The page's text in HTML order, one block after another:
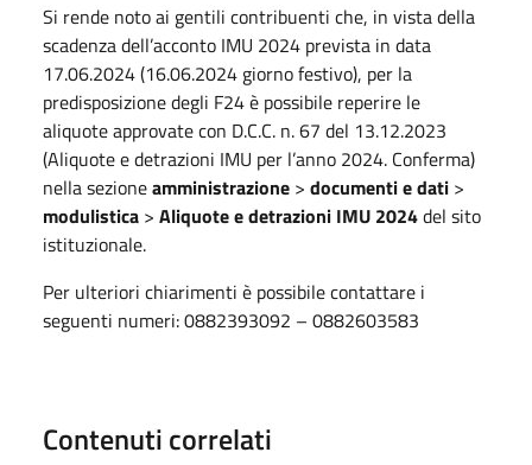
Si rende noto ai gentili contribuenti che, in vista della
scadenza dell’acconto IMU 2024 prevista in data
17.06.2024 (16.06.2024 giorno festivo), per la
predisposizione degli F24 è possibile reperire le
aliquote approvate con D.C.C. n. 67 del 13.12.2023
(Aliquote e detrazioni IMU per l’anno 2024. Conferma)
nella sezioneamministrazione > documenti e dati >
modulistica > Aliquote e detrazioni IMU 2024del sito
istituzionale.
Per ulteriori chiarimenti è possibile contattare i
seguenti numeri: 0882393092 – 0882603583
Contenuti correlati